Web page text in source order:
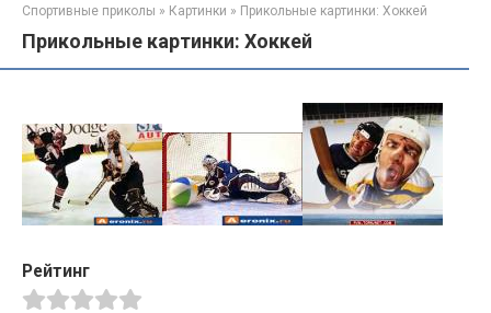
Спортивные приколы » Картинки » Прикольные картинки: Хоккей
Прикольные картинки: Хоккей
Рейтинг